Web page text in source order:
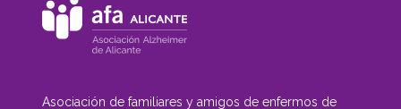
Asociación de familiares y amigos de enfermos de